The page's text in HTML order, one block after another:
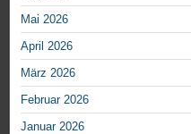
Mai 2026
April 2026
März 2026
Februar 2026
Januar 2026